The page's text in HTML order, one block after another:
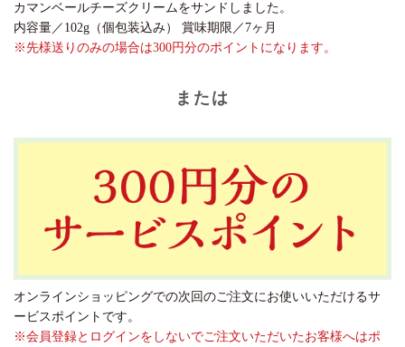
カマンベールチーズクリームをサンドしました。
内容量／102g（個包装込み） 賞味期限／7ヶ月
※先様送りのみの場合は300円分のポイントになります。
または
オンラインショッピングでの次回のご注文にお使いいただけるサ
ービスポイントです。
※会員登録とログインをしないでご注文いただいたお客様へはポ